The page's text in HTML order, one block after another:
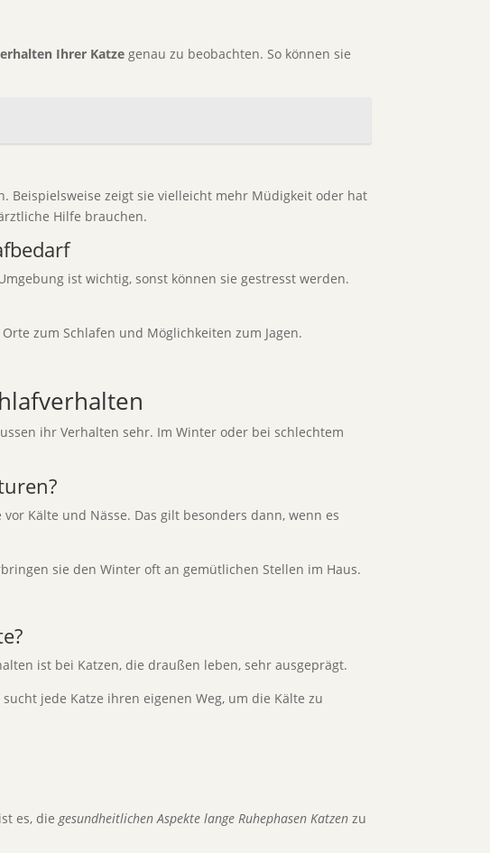
Ihrer Katze genau zu beobachten. So können sie
Beispielsweise zeigt sie vielleicht mehr Müdigkeit oder hat
Hilfe brauchen.
ist wichtig, sonst können sie gestresst werden.
zum Schlafen und Möglichkeiten zum Jagen.
ihr Verhalten sehr. Im Winter oder bei schlechtem
Kälte und Nässe. Das gilt besonders dann, wenn es
sie den Winter oft an gemütlichen Stellen im Haus.
ist bei Katzen, die draußen leben, sehr ausgeprägt.
jede Katze ihren eigenen Weg, um die Kälte zu
es, die gesundheitlichen Aspekte lange Ruhephasen Katzen zu